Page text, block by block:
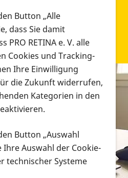
in verschiedenen
Button „Alle
dass Sie damit
PRO RETINA e. V. alle
Cookies und Tracking-
Ihre Einwilligung
die Zukunft widerrufen,
Kategorien in den
Button „Auswahl
Auswahl der Cookie-
technischer Systeme